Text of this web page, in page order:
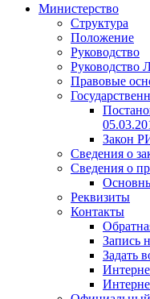
Министерство
Структура
Положение
Руководство
Руководство
Правовые
Закон
Сведения о
Сведения о
Реквизиты
Контакты
Запись
Задать